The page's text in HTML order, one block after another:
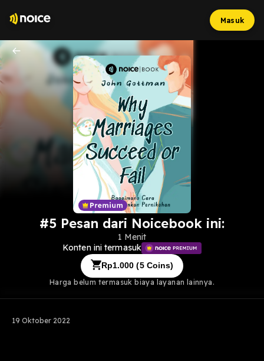
Masuk
#5 Pesan dari Noicebook ini:
1 Menit
Konten ini termasuk
Rp1.000 (5Coins)
Harga belum termasuk biaya layanan lainnya.
19 Oktober 2022